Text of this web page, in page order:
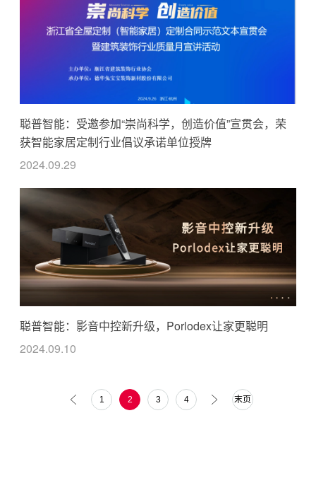
聪普智能：受邀参加“崇尚科学，创造价值”宣贯会，荣
获智能家居定制行业倡议承诺单位授牌
2024.09.29
聪普智能：影音中控新升级，Porlodex让家更聪明
2024.09.10
1 2 3 4 末页